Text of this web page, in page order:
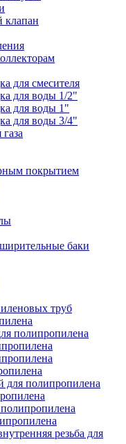
клапан
для смесителя
для воды 1/2"
для воды 1"
для воды 3/4"
покрытием
баки
труб
полипропилена
для полипропилена
резьба для